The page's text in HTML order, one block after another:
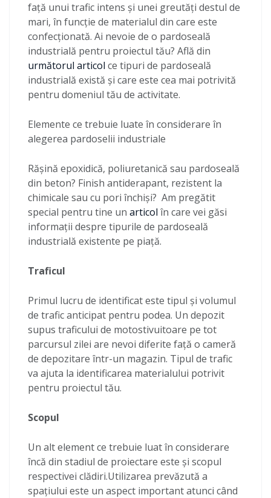
față unui trafic intens și unei greutăți destul de
mari, în funcție de materialul din care este
confecționată. Ai nevoie de o pardoseală
industrială pentru proiectul tău? Află din
următorul articol ce tipuri de pardoseală
industrială există și care este cea mai potrivită
pentru domeniul tău de activitate.
Elemente ce trebuie luate în considerare în
alegerea pardoselii industriale
Rășină epoxidică, poliuretanică sau pardoseală
din beton? Finish antiderapant, rezistent la
chimicale sau cu pori închiși? Am pregătit
special pentru tine un articol în care vei găsi
informații despre tipurile de pardoseală
industrială existente pe piață.
Traficul
Primul lucru de identificat este tipul și volumul
de trafic anticipat pentru podea. Un depozit
supus traficului de motostivuitoare pe tot
parcursul zilei are nevoi diferite față o cameră
de depozitare într-un magazin. Tipul de trafic
va ajuta la identificarea materialului potrivit
pentru proiectul tău.
Scopul
Un alt element ce trebuie luat în considerare
încă din stadiul de proiectare este și scopul
respectivei clădiri.Utilizarea prevăzută a
spațiului este un aspect important atunci când